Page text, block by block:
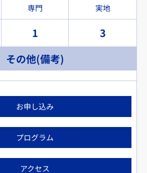
専門 実地
1
3
その他(備考)
お申し込み
プログラム
アクセス